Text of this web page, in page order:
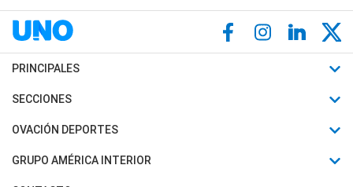
PRINCIPALES
Últimas Noticias
Política
SECCIONES
Horóscopo
Motores
OVACIÓN DEPORTES
Fútbol
GRUPO AMÉRICA INTERIOR